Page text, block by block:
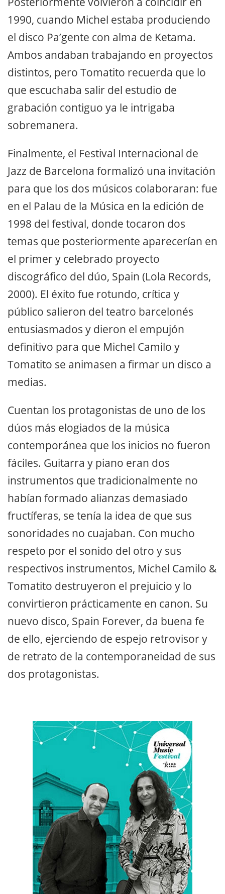
1990, cuando Michel estaba produciendo
el disco Pa’gente con alma de Ketama.
Ambos andaban trabajando en proyectos
distintos, pero Tomatito recuerda que lo
que escuchaba salir del estudio de
grabación contiguo ya le intrigaba
sobremanera.
Finalmente, el Festival Internacional de
Jazz de Barcelona formalizó una invitación
para que los dos músicos colaboraran: fue
en el Palau de la Música en la edición de
1998 del festival, donde tocaron dos
temas que posteriormente aparecerían en
el primer y celebrado proyecto
discográfico del dúo, Spain (Lola Records,
2000). El éxito fue rotundo, crítica y
público salieron del teatro barcelonés
entusiasmados y dieron el empujón
definitivo para que Michel Camilo y
Tomatito se animasen a firmar un disco a
medias.
Cuentan los protagonistas de uno de los
dúos más elogiados de la música
contemporánea que los inicios no fueron
fáciles. Guitarra y piano eran dos
instrumentos que tradicionalmente no
habían formado alianzas demasiado
fructíferas, se tenía la idea de que sus
sonoridades no cuajaban. Con mucho
respeto por el sonido del otro y sus
respectivos instrumentos, Michel Camilo &
Tomatito destruyeron el prejuicio y lo
convirtieron prácticamente en canon. Su
nuevo disco, Spain Forever, da buena fe
de ello, ejerciendo de espejo retrovisor y
de retrato de la contemporaneidad de sus
dos protagonistas.